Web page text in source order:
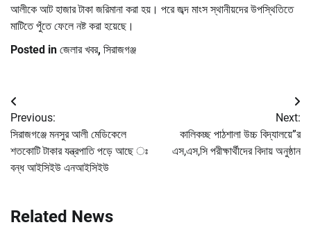
আলীকে আট হাজার টাকা জরিমানা করা হয়। পরে জব্দ মাংস স্থানীয়দের উপস্থিতিতে
মাটিতে পুঁতে ফেলে নষ্ট করা হয়েছে।
Posted in জেলার খবর, সিরাজগঞ্জ
Post
navigation
Previous:
সিরাজগঞ্জে মনসুর আলী মেডিকেলে
শতকোটি টাকার যন্ত্রপাতি পড়ে আছে ঃ
বন্ধ আইসিইউ এনআইসিইউ
Next:
কালিকচ্ছ পাঠশালা উচ্চ বিদ্যালয়ে”র
এস,এস,সি পরীক্ষার্থীদের বিদায় অনুষ্ঠান
Related News